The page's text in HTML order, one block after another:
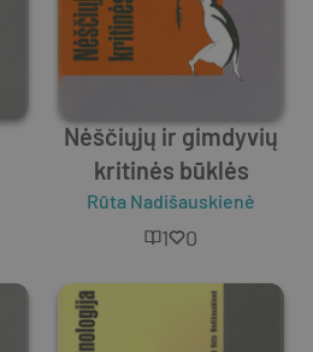
Nėščiųjų ir gimdyvių
kritinės būklės
Rūta Nadišauskienė
1 0